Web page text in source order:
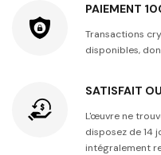
PAIEMENT
Transactions
disponibles,
SATISFAIT
L'œuvre ne
disposez de 14
intégralement